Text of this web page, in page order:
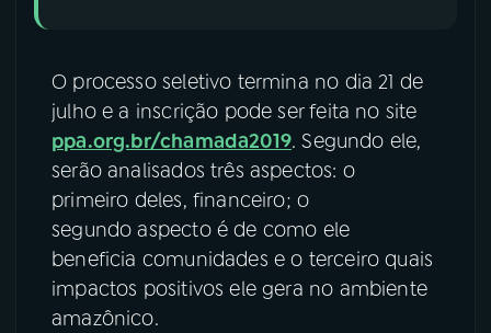
O processo seletivo termina no dia 21 de
julho e a inscrição pode ser feita no site
ppa.org.br/chamada2019. Segundo ele,
serão analisados três aspectos: o
primeiro deles, financeiro; o
segundo aspecto é de como ele
beneficia comunidades e o terceiro quais
impactos positivos ele gera no ambiente
amazônico.